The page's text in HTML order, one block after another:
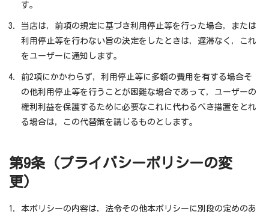
す。
当店は，前項の規定に基づき利用停止等を行った場合，または
利用停止等を行わない旨の決定をしたときは，遅滞なく，これ
をユーザーに通知します。
前2項にかかわらず，利用停止等に多額の費用を有する場合そ
の他利用停止等を行うことが困難な場合であって，ユーザーの
権利利益を保護するために必要なこれに代わるべき措置をとれ
る場合は，この代替策を講じるものとします。
第9条（プライバシーポリシーの変
更）
本ポリシーの内容は，法令その他本ポリシーに別段の定めのあ